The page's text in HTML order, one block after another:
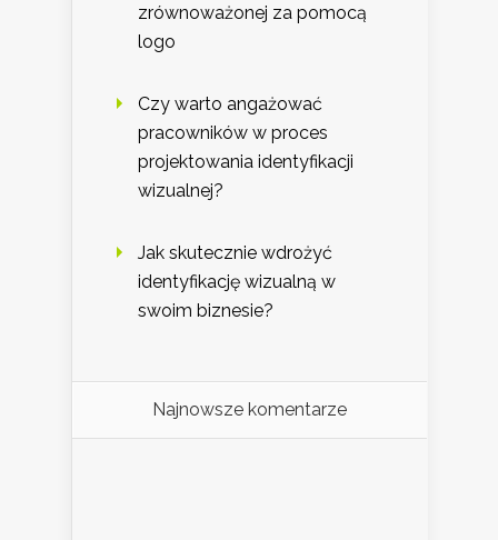
zrównoważonej za pomocą
logo
Czy warto angażować
pracowników w proces
projektowania identyfikacji
wizualnej?
Jak skutecznie wdrożyć
identyfikację wizualną w
swoim biznesie?
Najnowsze komentarze